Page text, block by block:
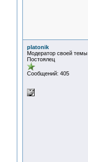
platonik
Модератор своей темы
Постоялец
Сообщений: 405